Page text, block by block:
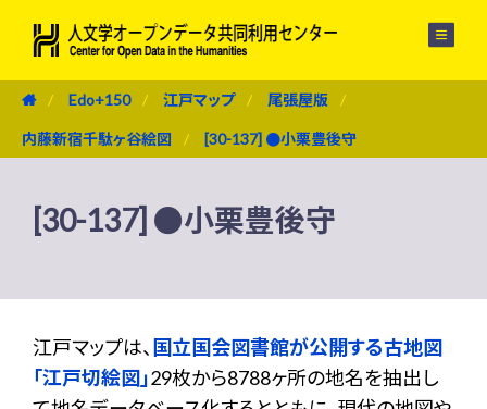
Edo+150 江戸マップ 尾張屋版
内藤新宿千駄ヶ谷絵図 [30-137] ●小栗豊後守
[30-137] ●小栗豊後守
江戸マップは、 国立国会図書館が公開する古地図
「江戸切絵図」29枚から8788ヶ所の地名を抽出し